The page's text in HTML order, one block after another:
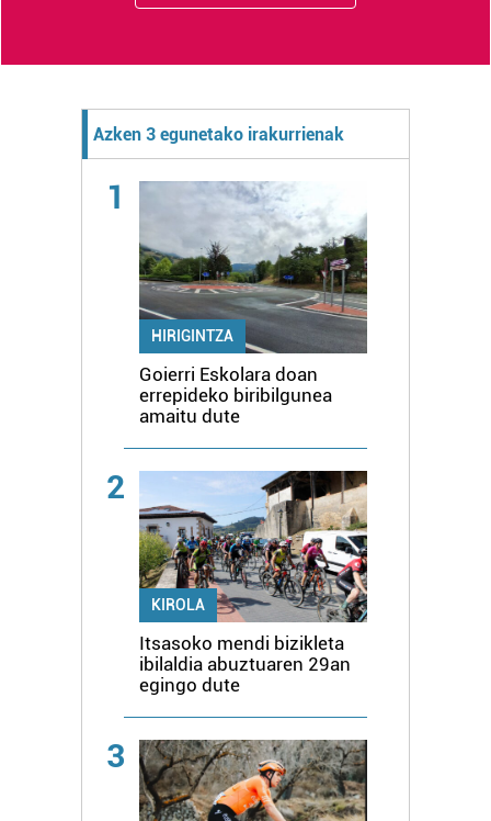
Azken 3 egunetako irakurrienak
1
HIRIGINTZA
Goierri Eskolara doan
errepideko biribilgunea
amaitu dute
2
KIROLA
Itsasoko mendi bizikleta
ibilaldia abuztuaren 29an
egingo dute
3